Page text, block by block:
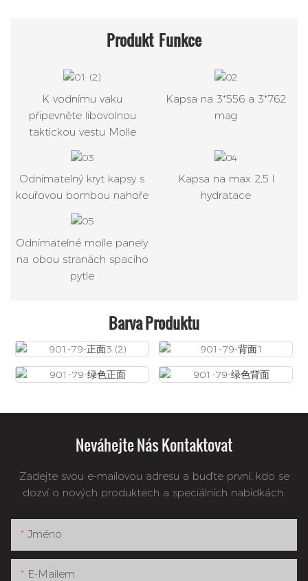
Produkt Funkce
K vodnímu vaku
připevněte libovolnou
taktickou vestu Molle
Kapsa na 3*556 a 3*762
mag
Odnímatelný kryt kapsy s
kouřovou bombou nahoře
Kapsa na max 2,5 l
hydratace
Odnímatelné molle panely
na obou stranách spacího
pytle
Barva Produktu
Neváhejte Nás Kontaktovat
Zadejte svou e-mailovou adresu a buďte první, kdo se
dozví o nových produktech a speciálních nabídkách.
Jméno
E-Mailem